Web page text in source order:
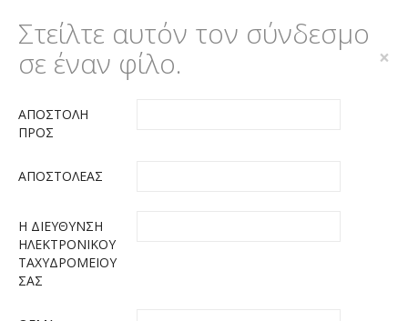
Στείλτε αυτόν τον σύνδεσμο
σε έναν φίλο.
×
ΑΠΟΣΤΟΛΉ
ΠΡΟΣ
ΑΠΟΣΤΟΛΈΑΣ
Η ΔΙΕΎΘΥΝΣΗ
ΗΛΕΚΤΡΟΝΙΚΟΎ
ΤΑΧΥΔΡΟΜΕΊΟΥ
ΣΑΣ